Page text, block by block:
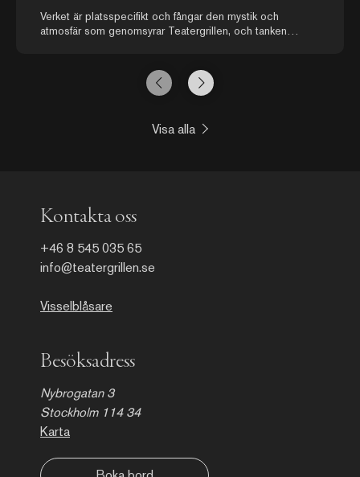
Verket är platsspecifikt och fångar den mystik och
atmosfär som genomsyrar Teatergrillen, och tanken
Här symboliseras Teatergrillen av en grotta inramad av
tunga draperier, i verket figurerar ögonen som vakar över
verk är ofta uppbyggda runt händelser eller situationer
Visa alla
Kontakta oss
+46 8 545 035 65
info@teatergrillen.se
Visselblåsare
Besöksadress
Nybrogatan 3
Stockholm 114 34
Karta